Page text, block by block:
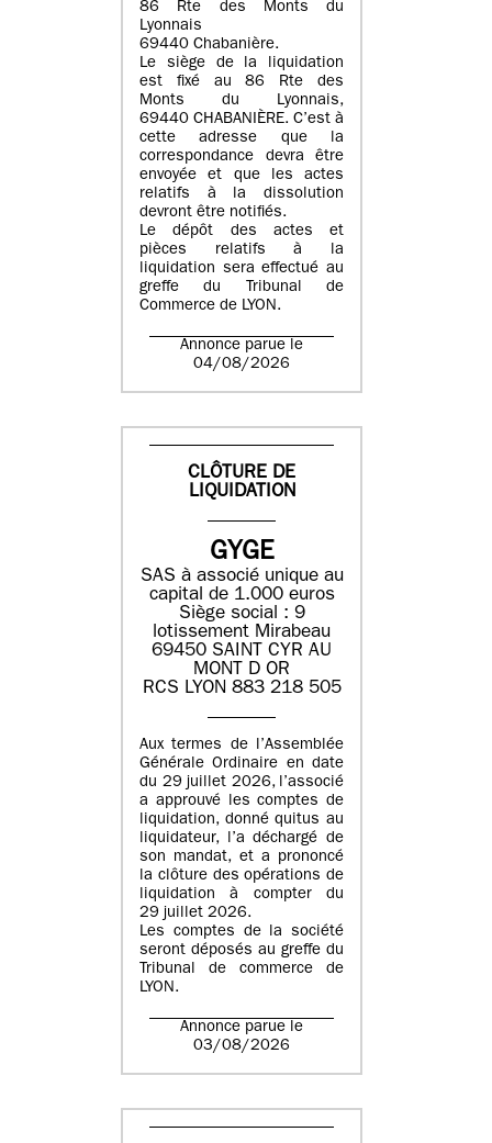
86 Rte des Monts du
Lyonnais
69440 Chabanière.
Le siège de la liquidation
est fixé au 86 Rte des
Monts du Lyonnais,
69440 CHABANIÈRE. C’est à
cette adresse que la
correspondance devra être
envoyée et que les actes
relatifs à la dissolution
devront être notifiés.
Le dépôt des actes et
pièces relatifs à la
liquidation sera effectué au
greffe du Tribunal de
Commerce de LYON.
Annonce parue le
04/08/2026
CLÔTURE DE
LIQUIDATION
GYGE
SAS à associé unique au
capital de 1.000 euros
Siège social : 9
lotissement Mirabeau
69450 SAINT CYR AU
MONT D OR
RCS LYON 883 218 505
Aux termes de l’Assemblée
Générale Ordinaire en date
du 29 juillet 2026, l’associé
a approuvé les comptes de
liquidation, donné quitus au
liquidateur, l’a déchargé de
son mandat, et a prononcé
la clôture des opérations de
liquidation à compter du
29 juillet 2026.
Les comptes de la société
seront déposés au greffe du
Tribunal de commerce de
LYON.
Annonce parue le
03/08/2026